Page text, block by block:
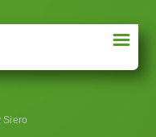
☰
Siero